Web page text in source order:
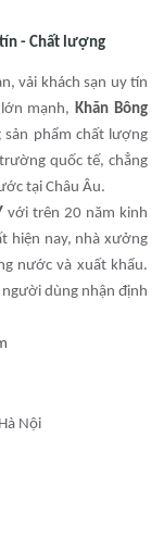
- Chất lượng
vải khách sạn uy tín
mạnh, Khăn Bông
sản phẩm chất lượng
quốc tế, chẳng
tại Châu Âu.
với trên 20 năm kinh
hiện nay, nhà xưởng
nước và xuất khẩu.
dùng nhận định
Nội